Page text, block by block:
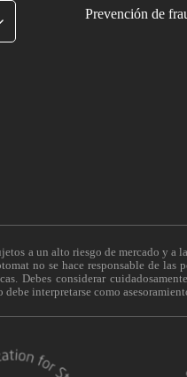
Prevención de
a un alto riesgo de mercado y
no se hace responsable de
Debes considerar
interpretarse como